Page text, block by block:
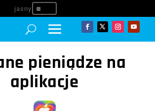
^
pieniądze na
aplikacje